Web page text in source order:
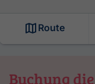
Route
Buchung